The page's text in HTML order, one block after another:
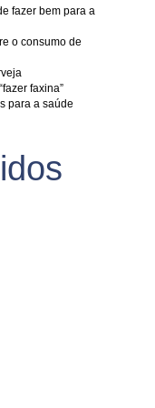
fazer bem para a
o consumo de
faxina”
para a saúde